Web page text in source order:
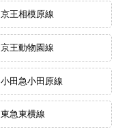
京王相模原線
京王動物園線
小田急小田原線
東急東横線